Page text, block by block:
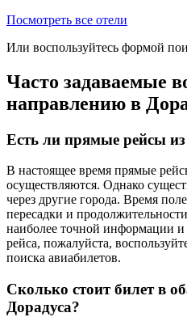
Посмотреть все отели
Или воспользуйтесь формой
Часто задаваемые
направлению в
Есть ли прямые рейсы
В настоящее время прямые
осуществляются. Однако
через другие города. Время
пересадки и
наиболее точной информации
рейса, пожалуйста,
поиска авиабилетов.
Сколько стоит билет в
Дорадуса?